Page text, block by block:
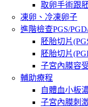
取卵手術跟
凍卵、冷凍卵子
進階檢查PGS/
胚胎切片
胚胎切片
子宮內膜容
輔助療程
自體血小板
子宮內膜刺